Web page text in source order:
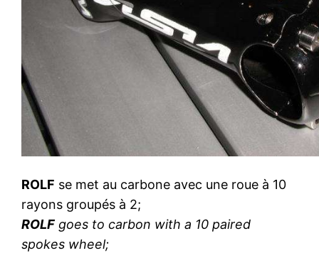
ROLF se met au carbone avec une roue à 10
rayons groupés à 2;
ROLF goes to carbon with a 10 paired
spokes wheel;